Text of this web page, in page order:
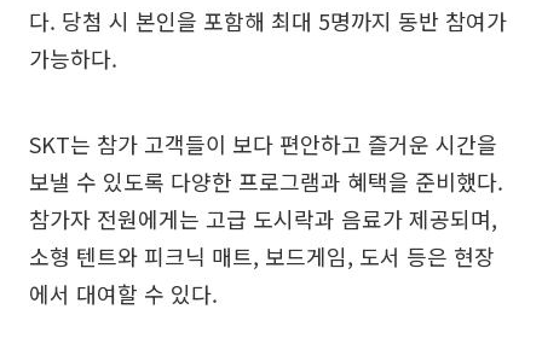
다. 당첨 시 본인을 포함해 최대 5명까지 동반 참여가
가능하다.
SKT는 참가 고객들이 보다 편안하고 즐거운 시간을
보낼 수 있도록 다양한 프로그램과 혜택을 준비했다.
참가자 전원에게는 고급 도시락과 음료가 제공되며,
소형 텐트와 피크닉 매트, 보드게임, 도서 등은 현장
에서 대여할 수 있다.